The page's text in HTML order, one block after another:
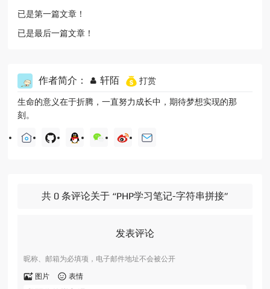
已是第一篇文章！
已是最后一篇文章！
作者简介： 轩陌 打赏
生命的意义在于折腾，一直努力成长中，期待梦想实现的那
刻。
共 0 条评论关于 “PHP学习笔记-字符串拼接”
发表评论
昵称、邮箱为必填项，电子邮件地址不会被公开
图片 表情